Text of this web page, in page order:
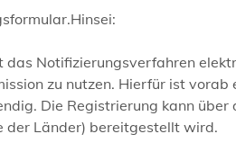
Notifizierungsverfahren
zu nutzen. Hierfür ist
Die Registrierung kann über
der Länder) bereitgestellt wird.